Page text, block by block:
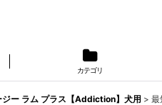
カテゴリ
ジー ラム プラス【Addiction】犬用 > 最